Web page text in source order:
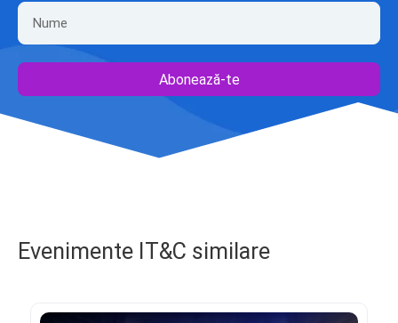
Abonează-te
Evenimente IT&C similare